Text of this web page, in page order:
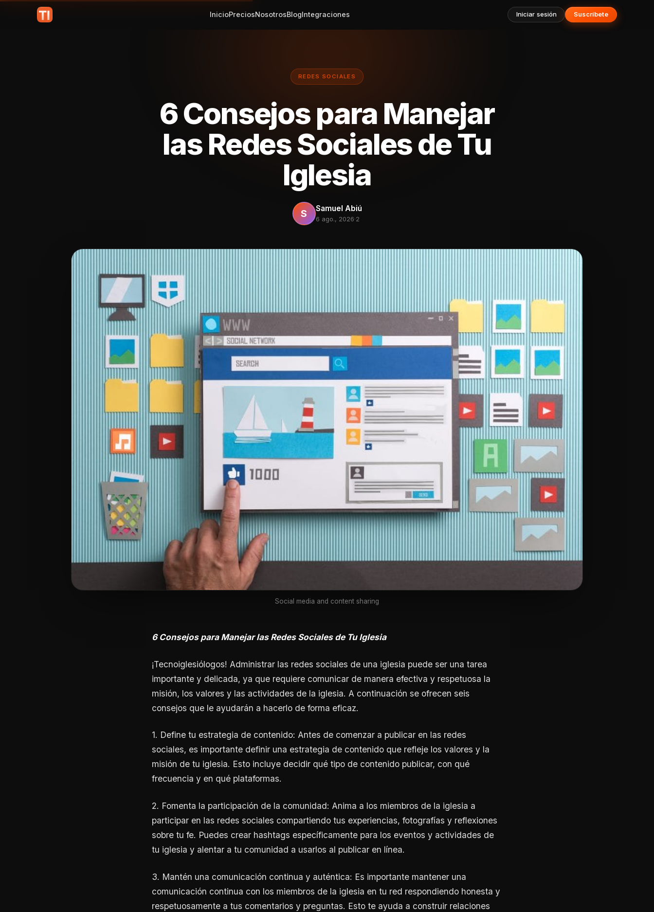
InicioPreciosNosotrosBlogIntegraciones Iniciar sesión Suscríbete
REDES SOCIALES
6 Consejos para Manejar
las Redes Sociales de Tu
Iglesia
S Samuel Abiú
6 ago., 2026·2
Social media and content sharing
6 Consejos para Manejar las Redes Sociales de Tu Iglesia
¡Tecnoiglesiólogos! Administrar las redes sociales de una iglesia puede ser una tarea
importante y delicada, ya que requiere comunicar de manera efectiva y respetuosa la
misión, los valores y las actividades de la iglesia. A continuación se ofrecen seis
consejos que le ayudarán a hacerlo de forma eficaz.
1. Define tu estrategia de contenido: Antes de comenzar a publicar en las redes
sociales, es importante definir una estrategia de contenido que refleje los valores y la
misión de tu iglesia. Esto incluye decidir qué tipo de contenido publicar, con qué
frecuencia y en qué plataformas.
2. Fomenta la participación de la comunidad: Anima a los miembros de la iglesia a
participar en las redes sociales compartiendo tus experiencias, fotografías y reflexiones
sobre tu fe. Puedes crear hashtags específicamente para los eventos y actividades de
tu iglesia y alentar a tu comunidad a usarlos al publicar en línea.
3. Mantén una comunicación continua y auténtica: Es importante mantener una
comunicación continua con los miembros de la iglesia en tu red respondiendo honesta y
respetuosamente a tus comentarios y preguntas. Esto te ayuda a construir relaciones